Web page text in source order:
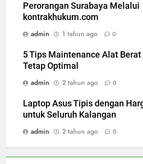
Perorangan Surabaya Melalui
kontrakhukum.com
admin
1 tahun ago 0
5 Tips Maintenance Alat
Tetap Optimal
admin
2 tahun ago 0
Laptop Asus Tipis dengan
untuk Seluruh Kalangan
admin
2 tahun ago 0